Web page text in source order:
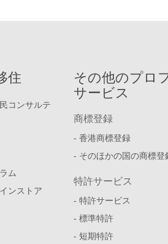
住
コンサルテ
ム
ンストア
その他のプロ
サービス
商標登録
- 香港商標登録
- そのほかの国の商標登
特許サービス
- 特許サービス
- 標準特許
- 短期特許